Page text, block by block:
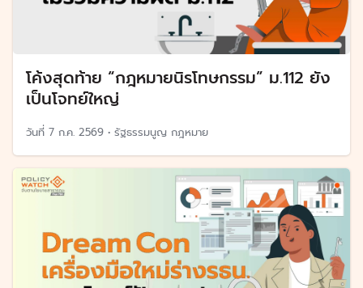
โค้งสุดท้าย “กฎหมายนิรโทษกรรม” ม.112 ยัง
เป็นโจทย์ใหญ่
วันที่ 7 ก.ค. 2569 • รัฐธรรมนูญ กฎหมาย